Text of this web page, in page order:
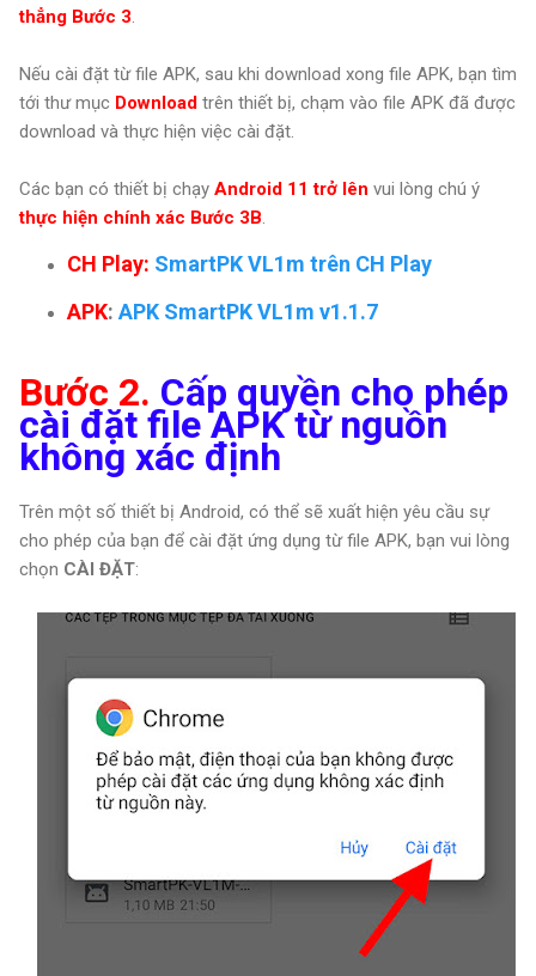
thẳng Bước 3
Nếu cài đặt từ file APK, sau khi download xong file APK, bạn tìm
tới thư mục Download trên thiết bị, chạm vào file APK đã được
download và thực hiện việc cài đặt.
Các bạn có thiết bị chạy Android 11 trở lên vui lòng chú ý
thực hiện chính xác Bước 3B
CH Play: SmartPK VL1m trên CH Play
APK: APK SmartPK VL1m v1.1.7
Bước 2. Cấp quyền cho phép
cài đặt file APK từ nguồn
không xác định
Trên một số thiết bị Android, có thể sẽ xuất hiện yêu cầu sự
cho phép của bạn để cài đặt ứng dụng từ file APK, bạn vui lòng
chọn CÀI ĐẶT: